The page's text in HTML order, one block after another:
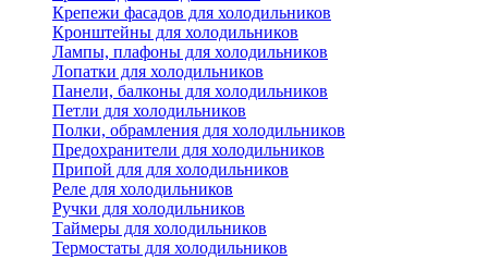
Крепежи фасадов для холодильников
Кронштейны для холодильников
Лампы, плафоны для холодильников
Лопатки для холодильников
Панели, балконы для холодильников
Петли для холодильников
Полки, обрамления для холодильников
Предохранители для холодильников
Припой для для холодильников
Реле для холодильников
Ручки для холодильников
Таймеры для холодильников
Термостаты для холодильников